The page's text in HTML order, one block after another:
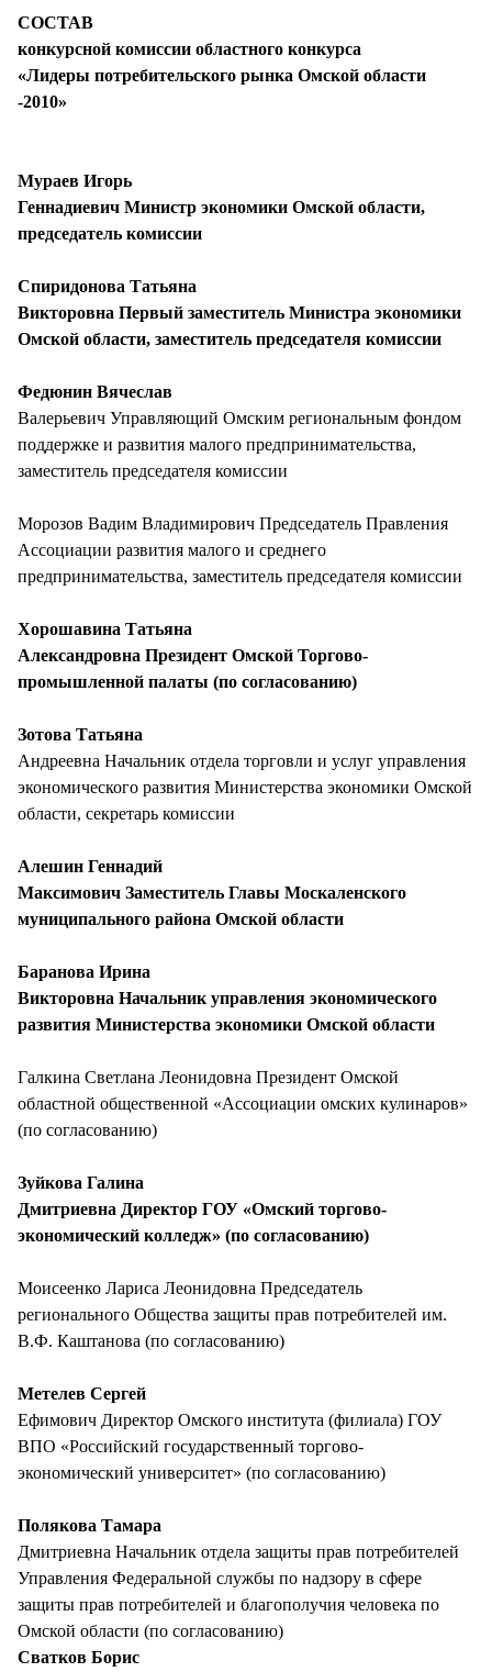
СОСТАВ
конкурсной комиссии областного конкурса
«Лидеры потребительского рынка Омской области
-2010»
Мураев Игорь
Геннадиевич Министр экономики Омской области,
председатель комиссии
Спиридонова Татьяна
Викторовна Первый заместитель Министра экономики
Омской области, заместитель председателя комиссии
Федюнин Вячеслав
Валерьевич Управляющий Омским региональным фондом
поддержке и развития малого предпринимательства,
заместитель председателя комиссии
Морозов Вадим Владимирович Председатель Правления
Ассоциации развития малого и среднего
предпринимательства, заместитель председателя комиссии
Хорошавина Татьяна
Александровна Президент Омской Торгово-
промышленной палаты (по согласованию)
Зотова Татьяна
Андреевна Начальник отдела торговли и услуг управления
экономического развития Министерства экономики Омской
области, секретарь комиссии
Алешин Геннадий
Максимович Заместитель Главы Москаленского
муниципального района Омской области
Баранова Ирина
Викторовна Начальник управления экономического
развития Министерства экономики Омской области
Галкина Светлана Леонидовна Президент Омской
областной общественной «Ассоциации омских кулинаров»
(по согласованию)
Зуйкова Галина
Дмитриевна Директор ГОУ «Омский торгово-
экономический колледж» (по согласованию)
Моисеенко Лариса Леонидовна Председатель
регионального Общества защиты прав потребителей им.
В.Ф. Каштанова (по согласованию)
Метелев Сергей
Ефимович Директор Омского института (филиала) ГОУ
ВПО «Российский государственный торгово-
экономический университет» (по согласованию)
Полякова Тамара
Дмитриевна Начальник отдела защиты прав потребителей
Управления Федеральной службы по надзору в сфере
защиты прав потребителей и благополучия человека по
Омской области (по согласованию)
Сватков Борис